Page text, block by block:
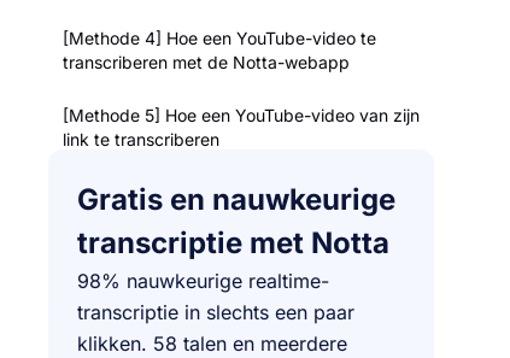
[Methode 4] Hoe een YouTube-video te
transcriberen met de Notta-webapp
[Methode 5] Hoe een YouTube-video van zijn
link te transcriberen
Hoe een transcript van een YouTube-video
op telefoons te krijgen
Hoe een YouTube-transcript op je computer
te downloaden
Genereer eenvoudig transcripties voor elke
Gratis en nauwkeurige
transcriptie met Notta
98% nauwkeurige realtime-
transcriptie in slechts een paar
klikken. 58 talen en meerdere